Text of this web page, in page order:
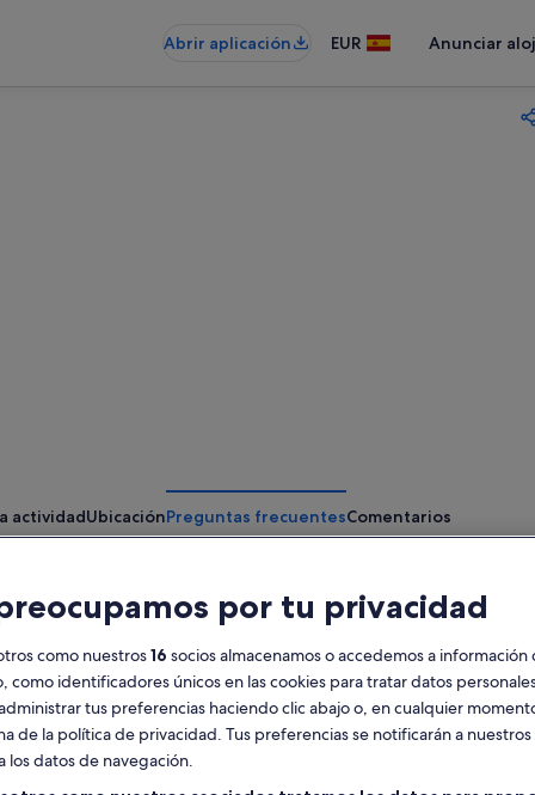
Abrir aplicación EUR Anunciar
actividadUbicaciónPreguntas frecuentesComentarios
gratuita
disponible
Vale móvil
Confirmación
instantánea
por tu privacidad
como nuestros16 socios almacenamos o accedemos a información
como identificadores únicos en las cookies para tratar datos
tus preferencias haciendo clic abajo o, en cualquier
de la política de privacidad. Tus preferencias se notificarán a nuestros
los datos de navegación.